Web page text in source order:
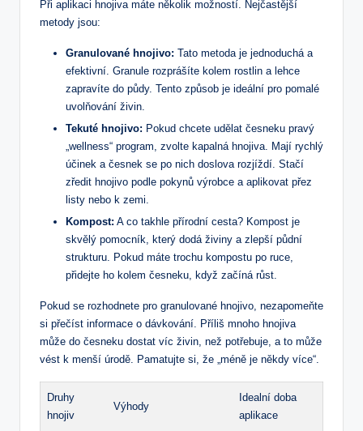
Při aplikaci hnojiva máte několik možností. Nejčastější
metody jsou:
Granulované hnojivo: Tato metoda je jednoduchá a
efektivní. Granule rozprášíte kolem rostlin a lehce
zapravíte do půdy. Tento způsob je ideální pro pomalé
uvolňování živin.
Tekuté hnojivo: Pokud chcete udělat česneku pravý
„wellness“ program, zvolte kapalná hnojiva. Mají rychlý
účinek a česnek se po nich doslova rozjíždí. Stačí
zředit hnojivo podle pokynů výrobce a aplikovat přez
listy nebo k zemi.
Kompost: A co takhle přírodní cesta? Kompost je
skvělý pomocník, který dodá živiny a zlepší půdní
strukturu. Pokud máte trochu kompostu po ruce,
přidejte ho kolem česneku, když začíná růst.
Pokud se rozhodnete pro granulované hnojivo, nezapomeňte
si přečíst informace o dávkování. Příliš mnoho hnojiva
může do česneku dostat víc živin, než potřebuje, a to může
vést k menší úrodě. Pamatujte si, že „méně je někdy více“.
Druhy
hnojiv
Výhody
Idealní doba
aplikace